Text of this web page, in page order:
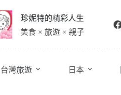
珍妮特的精彩人生
美食 × 旅遊 × 親子
台灣旅遊 日本